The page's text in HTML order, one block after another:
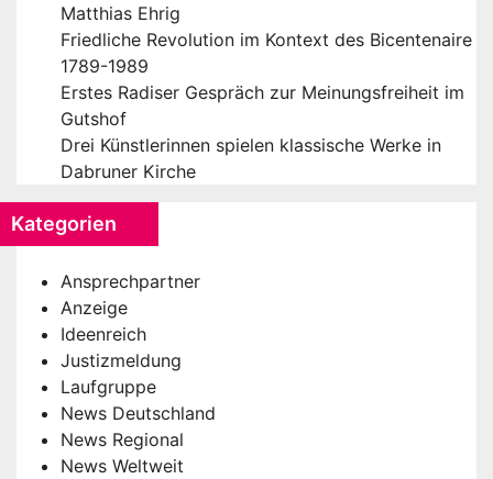
Matthias Ehrig
Friedliche Revolution im Kontext des Bicentenaire
1789-1989
Erstes Radiser Gespräch zur Meinungsfreiheit im
Gutshof
Drei Künstlerinnen spielen klassische Werke in
Dabruner Kirche
Kategorien
Ansprechpartner
Anzeige
Ideenreich
Justizmeldung
Laufgruppe
News Deutschland
News Regional
News Weltweit